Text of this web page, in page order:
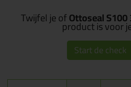
Twijfel je ofOttoseal
product is voor
Start de check